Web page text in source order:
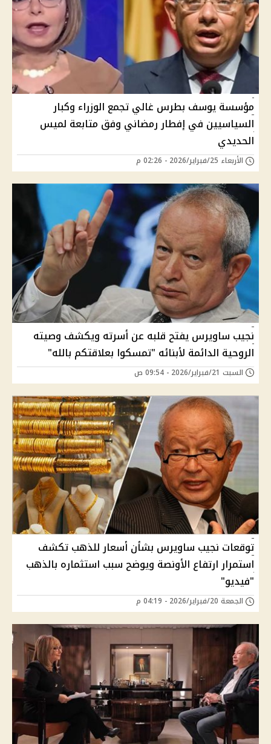
مؤسسة يوسف بطرس غالي تجمع الوزراء وكبار
السياسيين في إفطار رمضاني وفق متابعة لميس
الحديدي
الأربعاء 25/فبراير/2026 - 02:26 م
نجيب ساويرس يفتح قلبه عن أسرته ويكشف وصيته
الروحية الدائمة لأبنائه "تمسكوا بعلاقتكم بالله"
السبت 21/فبراير/2026 - 09:54 ص
توقعات نجيب ساويرس بشأن أسعار للذهب تكشف
استمرار ارتفاع الأونصة ويوضح سبب استثماره بالذهب
"فيديو"
الجمعة 20/فبراير/2026 - 04:19 م